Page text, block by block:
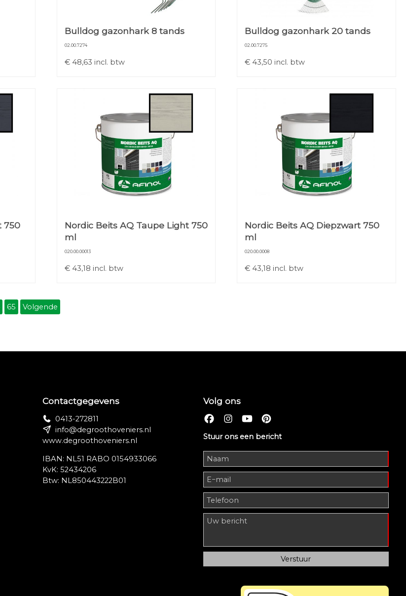
Bulldog gazonhark 8 tands
02.00.7274
€ 48,63 incl. btw
Bulldog gazonhark 20 tands
02.00.7275
€ 43,50 incl. btw
750
Nordic Beits AQ Taupe Light 750
ml
020.00.00013
€ 43,18 incl. btw
Nordic Beits AQ Diepzwart 750
ml
020.00.0008
€ 43,18 incl. btw
65 Volgende
Contactgegevens
0413-272811
info@degroothoveniers.nl
www.degroothoveniers.nl
IBAN: NL51 RABO 0154933066
KvK: 52434206
Btw: NL850443222B01
Volg ons
Stuur ons een bericht